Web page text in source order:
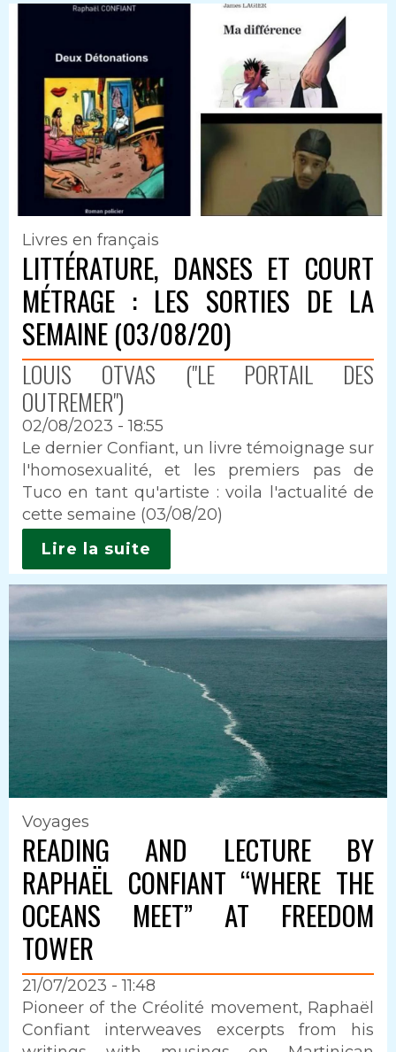
Livres en français
LITTÉRATURE, DANSES ET COURT
MÉTRAGE : LES SORTIES DE LA
SEMAINE (03/08/20)
LOUIS OTVAS ("LE PORTAIL DES
OUTREMER")
02/08/2023 - 18:55
Intro
Le dernier Confiant, un livre témoignage sur
l'homosexualité, et les premiers pas de
Tuco en tant qu'artiste : voila l'actualité de
cette semaine (03/08/20)
Lire la suite
Voyages
READING AND LECTURE BY
RAPHAËL CONFIANT “WHERE THE
OCEANS MEET” AT FREEDOM
TOWER
21/07/2023 - 11:48
Intro
Pioneer of the Créolité movement, Raphaël
Confiant interweaves excerpts from his